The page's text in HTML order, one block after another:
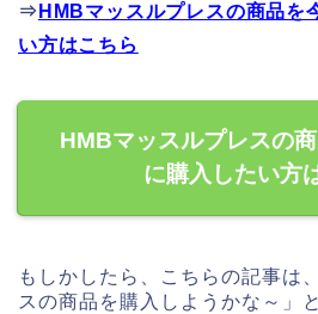
⇒ HMBマッスルプレスの商品を
い方はこちら
HMBマッスルプレスの
に購入したい方
もしかしたら、こちらの記事は
スの商品を購入しようかな～」